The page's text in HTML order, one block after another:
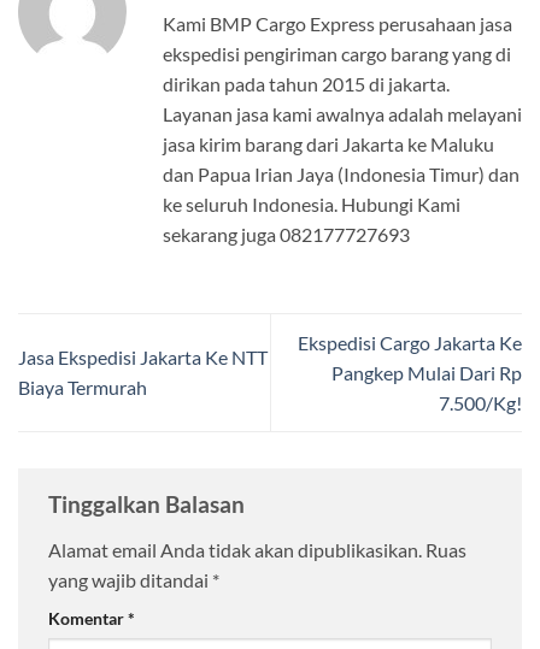
Kami BMP Cargo Express perusahaan jasa
ekspedisi pengiriman cargo barang yang di
dirikan pada tahun 2015 di jakarta.
Layanan jasa kami awalnya adalah melayani
jasa kirim barang dari Jakarta ke Maluku
dan Papua Irian Jaya (Indonesia Timur) dan
ke seluruh Indonesia. Hubungi Kami
sekarang juga 082177727693
Jasa Ekspedisi Jakarta Ke NTT
Biaya Termurah
Ekspedisi Cargo Jakarta Ke
Pangkep Mulai Dari Rp
7.500/Kg!
Tinggalkan Balasan
Alamat email Anda tidak akan dipublikasikan. Ruas
yang wajib ditandai *
Komentar*